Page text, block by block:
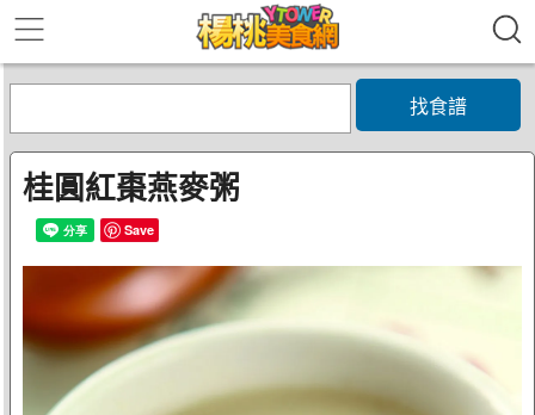
找食譜
桂圓紅棗燕麥粥
Save